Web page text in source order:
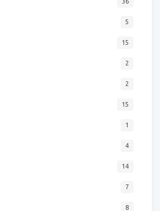
5
15
2
2
15
1
4
14
7
8